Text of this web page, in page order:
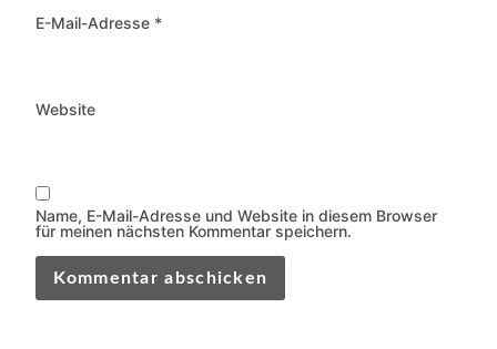
E-Mail-Adresse *
Website
Name, E-Mail-Adresse und Website in diesem Browser
für meinen nächsten Kommentar speichern.